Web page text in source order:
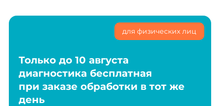
Только до 10 августа
диагностика бесплатная
при заказе обработки в тот же
день
для физических лиц